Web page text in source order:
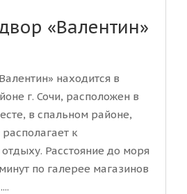
«Валентин»
находится в
г. Сочи, расположен в
в спальном районе,
к
Расстояние до моря
по галерее магазинов